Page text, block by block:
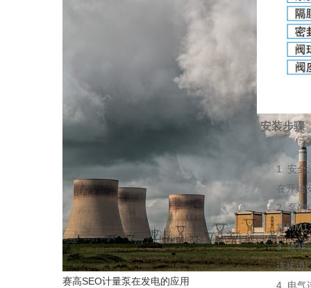
赛高SEO计量泵在发电的应用
安装步骤
1. 安全注
在开始安装
2. 泵的
将MM1泵
3. 连接进
连接进口
4. 电气